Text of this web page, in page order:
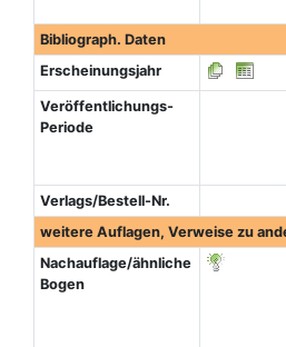
Bibliograph. Daten
Erscheinungsjahr
Veröffentlichungs-
Periode
Verlags/Bestell-Nr.
weitere Auflagen, Verweise zu
Nachauflage/ähnliche
Bogen